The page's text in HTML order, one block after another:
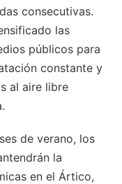
consecutivas.
las
públicos para
constante y
al aire libre
de verano, los
la
en el Ártico,